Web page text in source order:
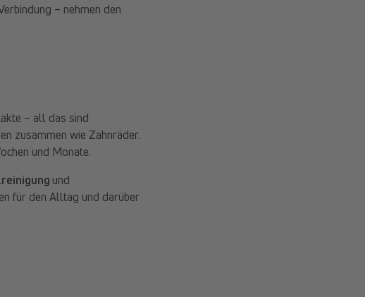
– nehmen den
– all das sind
zusammen wie Zahnräder.
und Monate.
und
für den Alltag und darüber